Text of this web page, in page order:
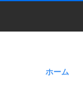
ホーム